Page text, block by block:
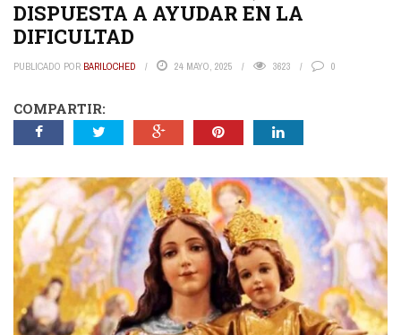
DISPUESTA A AYUDAR EN LA
DIFICULTAD
PUBLICADO POR BARILOCHED 24 MAYO, 2025 3623 0
COMPARTIR: